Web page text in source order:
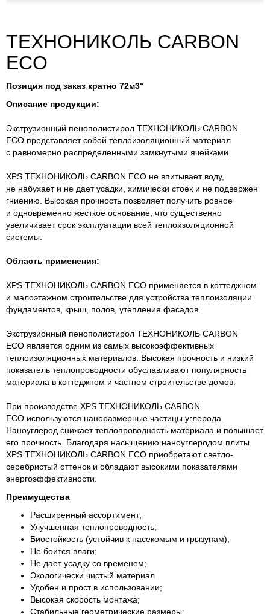
ТЕХНОНИКОЛЬ CARBON
ECO
Позиция под заказ кратно 72м3"
Описание продукции:
Экструзионный пенополистирол ТЕХНОНИКОЛЬ CARBON
ECO представляет собой теплоизоляционный материал
с равномерно распределенными замкнутыми ячейками.
XPS ТЕХНОНИКОЛЬ CARBON ECO не впитывает воду,
не набухает и не дает усадки, химически стоек и не подвержен
гниению. Высокая прочность позволяет получить ровное
и одновременно жесткое основание, что существенно
увеличивает срок эксплуатации всей теплоизоляционной
системы.
Область применения:
XPS ТЕХНОНИКОЛЬ CARBON ECO применяется в коттеджном
и малоэтажном строительстве для устройства теплоизоляции
фундаментов, крыш, полов, утепления фасадов.
Экструзионный пенополистирол ТЕХНОНИКОЛЬ CARBON
ECO является одним из самых высокоэффективных
теплоизоляционных материалов. Высокая прочность и низкий
показатель теплопроводности обуславливают популярность
материала в коттеджном и частном строительстве домов.
При производстве XPS ТЕХНОНИКОЛЬ CARBON
ECO используются наноразмерные частицы углерода.
Наноуглерод снижает теплопроводность материала и повышает
его прочность. Благодаря насыщению наноуглеродом плиты
XPS ТЕХНОНИКОЛЬ CARBON ECO приобретают светло-
серебристый оттенок и обладают высокими показателями
энергоэффективности.
Преимущества
Расширенный ассортимент;
Улучшенная теплопроводность;
Биостойкость (устойчив к насекомым и грызунам);
Не боится влаги;
Не дает усадку со временем;
Экологически чистый материал
Удобен и прост в использовании;
Высокая скорость монтажа;
Стабильные геометрические размеры;